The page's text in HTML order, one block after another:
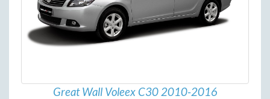
Great Wall Voleex C30 2010-2016